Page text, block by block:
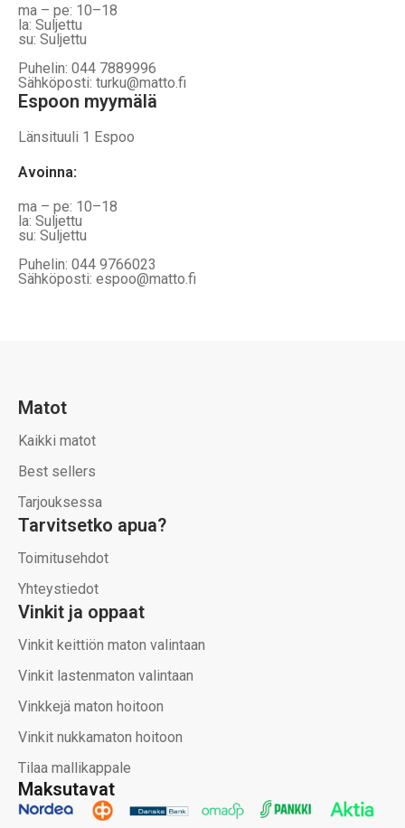
ma – pe: 10–18
la: Suljettu
su: Suljettu
Puhelin: 044 7889996
Sähköposti: turku@matto.fi
Espoon myymälä
Länsituuli 1 Espoo
Avoinna:
ma – pe: 10–18
la: Suljettu
su: Suljettu
Puhelin: 044 9766023
Sähköposti: espoo@matto.fi
Maksutavat
Matot
Kaikki matot
Best sellers
Tarjouksessa
Tarvitsetko apua?
Toimitusehdot
Yhteystiedot
Vinkit ja oppaat
Vinkit keittiön maton valintaan
Vinkit lastenmaton valintaan
Vinkkejä maton hoitoon
Vinkit nukkamaton hoitoon
Tilaa mallikappale